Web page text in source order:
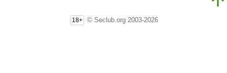
18+ © Seclub.org 2003-2026